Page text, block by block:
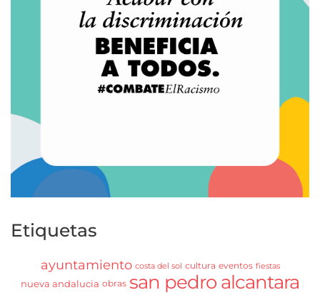
Etiquetas
ayuntamiento costa del sol cultura eventos fiestas
nueva andalucia obras san pedro alcantara